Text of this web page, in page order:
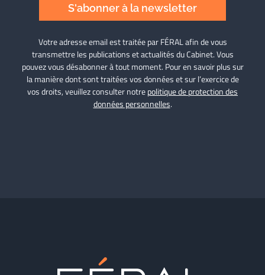
S'abonner à la newsletter
Votre adresse email est traitée par FÉRAL afin de vous
transmettre les publications et actualités du Cabinet. Vous
pouvez vous désabonner à tout moment. Pour en savoir plus sur
la manière dont sont traitées vos données et sur l’exercice de
vos droits, veuillez consulter notrepolitique de protection des
données personnelles.